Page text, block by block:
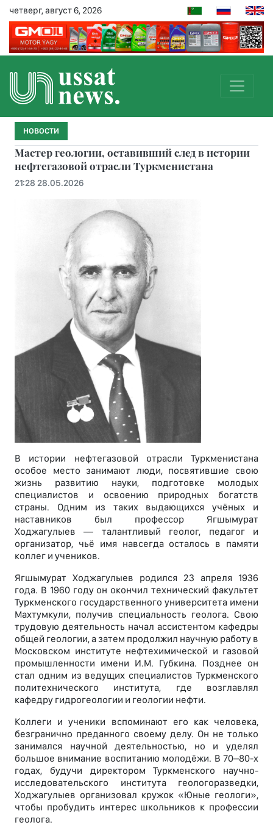
четверг, август 6, 2026
НОВОСТИ
Мастер геологии, оставивший след в истории
нефтегазовой отрасли Туркменистана
21:28 28.05.2026
В истории нефтегазовой отрасли Туркменистана
особое место занимают люди, посвятившие свою
жизнь развитию науки, подготовке молодых
специалистов и освоению природных богатств
страны. Одним из таких выдающихся учёных и
наставников был профессор Ягшымурат
Ходжагулыев — талантливый геолог, педагог и
организатор, чьё имя навсегда осталось в памяти
коллег и учеников.
Ягшымурат Ходжагулыев родился 23 апреля 1936
года. В 1960 году он окончил технический факультет
Туркменского государственного университета имени
Махтумкули, получив специальность геолога. Свою
трудовую деятельность начал ассистентом кафедры
общей геологии, а затем продолжил научную работу в
Московском институте нефтехимической и газовой
промышленности имени И.М. Губкина. Позднее он
стал одним из ведущих специалистов Туркменского
политехнического института, где возглавлял
кафедру гидрогеологии и геологии нефти.
Коллеги и ученики вспоминают его как человека,
безгранично преданного своему делу. Он не только
занимался научной деятельностью, но и уделял
большое внимание воспитанию молодёжи. В 70–80-х
годах, будучи директором Туркменского научно-
исследовательского института геологоразведки,
Ходжагулыев организовал кружок «Юные геологи»,
чтобы пробудить интерес школьников к профессии
геолога.